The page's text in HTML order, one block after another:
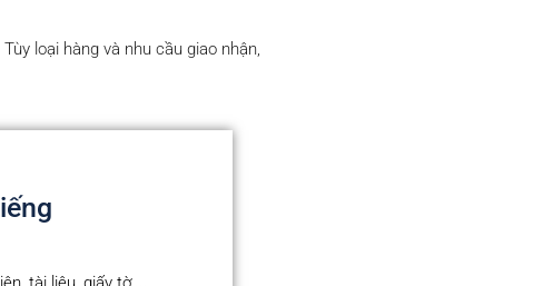
loại hàng và nhu cầu giao nhận,